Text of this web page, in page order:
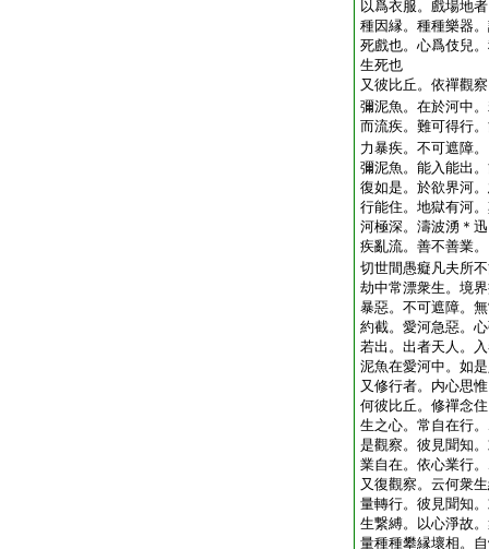
以爲衣服。戲場地
種因縁。種種樂器
死戲也。心爲伎兒
生死也
又彼比丘。依禪觀
彌泥魚。在於河中
而流疾。難可得行
力暴疾。不可遮障
彌泥魚。能入能出
復如是。於欲界河
行能住。地獄有河
河極深。濤波湧＊
疾亂流。善不善業
切世間愚癡凡夫所
劫中常漂衆生。境
暴惡。不可遮障。
約截。愛河急惡。
若出。出者天人。
泥魚在愛河中。如
又修行者。内心思
何彼比丘。修禪念
生之心。常自在行
是觀察。彼見聞知
業自在。依心業行
又復觀察。云何衆
量轉行。彼見聞知
生繋縛。以心淨故
量種種攀縁壞相。